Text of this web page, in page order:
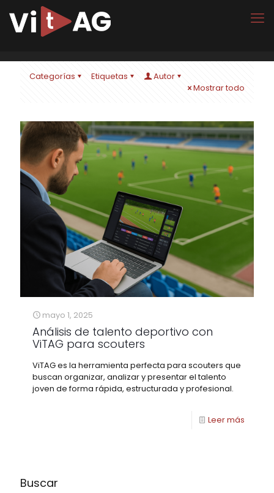
Categorías Etiquetas
Autor
Mostrar todo
mayo 1, 2025
Análisis de talento deportivo con
ViTAG para scouters
ViTAG es la herramienta perfecta para scouters que
buscan organizar, analizar y presentar el talento
joven de forma rápida, estructurada y profesional.
Leer más
Buscar